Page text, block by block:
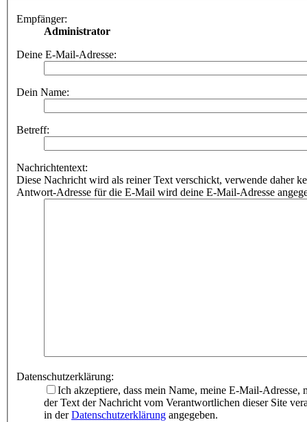
Empfänger:
Administrator
Deine E-Mail-Adresse:
Dein Name:
Betreff:
Nachrichtentext:
Diese Nachricht wird als reiner Text verschickt, verwende daher
Antwort-Adresse für die E-Mail wird deine E-Mail-Adresse
Datenschutzerklärung:
Ich akzeptiere, dass mein Name, meine E-Mail-Adresse,
der Text der Nachricht vom Verantwortlichen dieser Site
in derDatenschutzerklärung angegeben.